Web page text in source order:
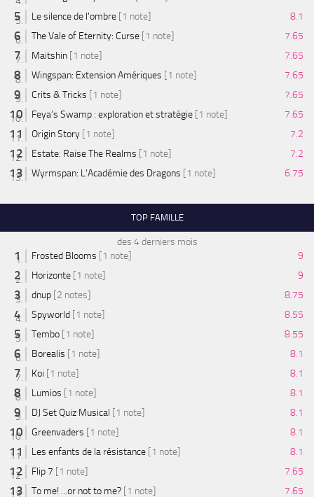
Le silence de l'ombre [1 note]
8.1
The Vale of Eternity: Curse [1 note]
7.65
Maitshin [1 note]
7.65
Wingspan: Extension Amériques [1 note]
7.65
Crits & Tricks [1 note]
7.65
Feya’s Swamp : exploration et stratégie [1 note]
7.65
Origin Story [1 note]
7.2
Estate: Raise The Realms [1 note]
7.2
Wyrmspan: L'Académie des Dragons [1 note] 6.75
TOP FAMILLE
des 4 derniers mois
Frosted Blooms [1 note]
9
Horizonte [1 note]
9
dnup [2 notes]
8.75
Spyworld [1 note]
8.55
Tembo [1 note]
8.55
Borealis [1 note]
8.1
Koi [1 note]
8.1
Lumios [1 note]
8.1
DJ Set Quiz Musical [1 note]
8.1
Greenvaders [1 note]
8.1
Les enfants de la résistance [1 note]
8.1
Flip 7 [1 note]
7.65
To me! ...or not to me? [1 note]
7.65